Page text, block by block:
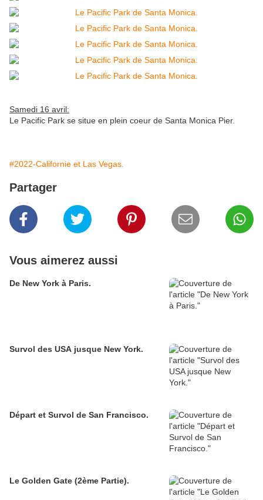
Samedi 16 avril:
Le Pacific Park se situe en plein coeur de Santa Monica Pier.
#2022-Californie et Las Vegas.
Partager
Vous aimerez aussi
De New York à Paris.
Survol des USA jusque New York.
Départ et Survol de San Francisco.
Le Golden Gate (2ème Partie).